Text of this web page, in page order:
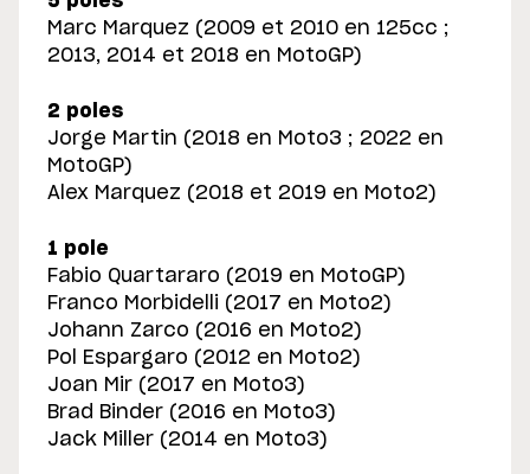
Marc Marquez (2009 et 2010 en 125cc ;
2013, 2014 et 2018 en MotoGP)
2 poles
Jorge Martin (2018 en Moto3 ; 2022 en
MotoGP)
Alex Marquez (2018 et 2019 en Moto2)
1 pole
Fabio Quartararo (2019 en MotoGP)
Franco Morbidelli (2017 en Moto2)
Johann Zarco (2016 en Moto2)
Pol Espargaro (2012 en Moto2)
Joan Mir (2017 en Moto3)
Brad Binder (2016 en Moto3)
Jack Miller (2014 en Moto3)